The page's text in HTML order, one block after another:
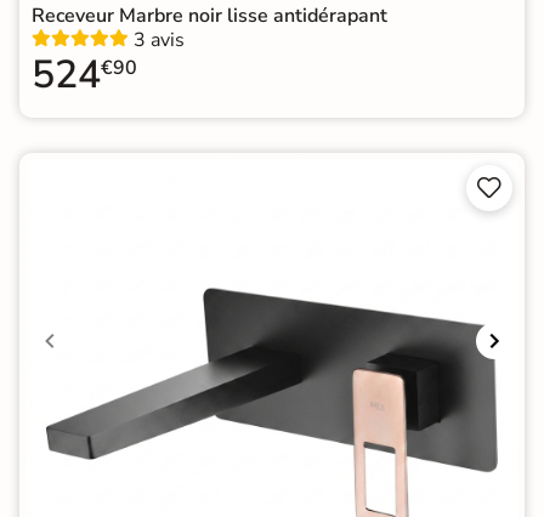
Receveur Marbre noir lisse antidérapant
3 avis
524€90

